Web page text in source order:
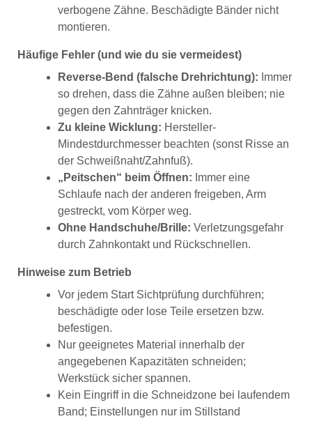
verbogene Zähne. Beschädigte Bänder nicht
montieren.
Häufige Fehler (und wie du sie vermeidest)
Reverse-Bend (falsche Drehrichtung): Immer
so drehen, dass die Zähne außen bleiben; nie
gegen den Zahnträger knicken.
Zu kleine Wicklung: Hersteller-
Mindestdurchmesser beachten (sonst Risse an
der Schweißnaht/Zahnfuß).
„Peitschen“ beim Öffnen: Immer eine
Schlaufe nach der anderen freigeben, Arm
gestreckt, vom Körper weg.
Ohne Handschuhe/Brille: Verletzungsgefahr
durch Zahnkontakt und Rückschnellen.
Hinweise zum Betrieb
Vor jedem Start Sichtprüfung durchführen;
beschädigte oder lose Teile ersetzen bzw.
befestigen.
Nur geeignetes Material innerhalb der
angegebenen Kapazitäten schneiden;
Werkstück sicher spannen.
Kein Eingriff in die Schneidzone bei laufendem
Band; Einstellungen nur im Stillstand